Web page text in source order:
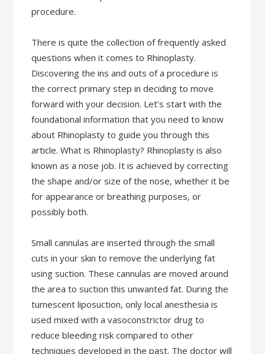
procedure.
There is quite the collection of frequently asked
questions when it comes to Rhinoplasty.
Discovering the ins and outs of a procedure is
the correct primary step in deciding to move
forward with your decision. Let’s start with the
foundational information that you need to know
about Rhinoplasty to guide you through this
article. What is Rhinoplasty? Rhinoplasty is also
known as a nose job. It is achieved by correcting
the shape and/or size of the nose, whether it be
for appearance or breathing purposes, or
possibly both.
Small cannulas are inserted through the small
cuts in your skin to remove the underlying fat
using suction. These cannulas are moved around
the area to suction this unwanted fat. During the
tumescent liposuction, only local anesthesia is
used mixed with a vasoconstrictor drug to
reduce bleeding risk compared to other
techniques developed in the past. The doctor will